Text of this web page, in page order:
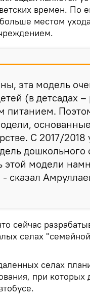
времен. По
местом
эта модель
(в детсадах
питанием.
С 2017/2018
этой модели
сказал
сейчас
селах
селах
при которых